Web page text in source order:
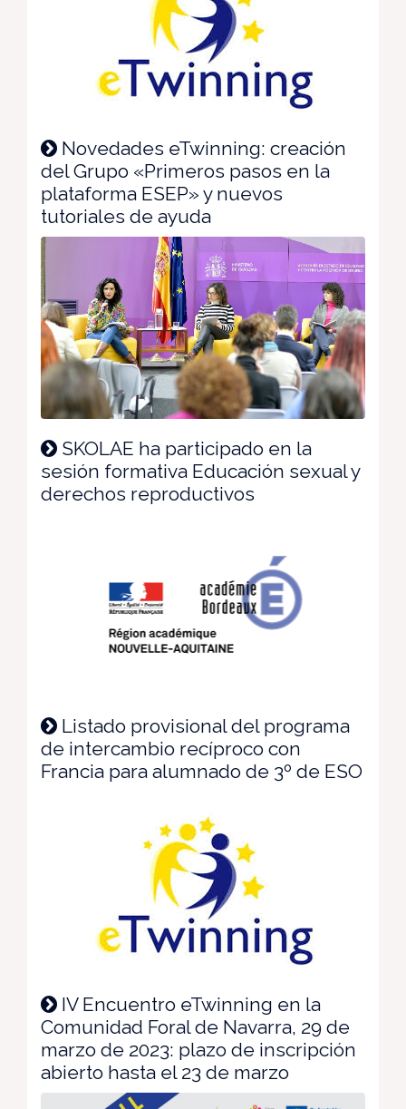
Novedades eTwinning: creación
del Grupo «Primeros pasos en la
plataforma ESEP» y nuevos
tutoriales de ayuda
SKOLAE ha participado en la
sesión formativa Educación sexual y
derechos reproductivos
Listado provisional del programa
de intercambio recíproco con
Francia para alumnado de 3º de ESO
IV Encuentro eTwinning en la
Comunidad Foral de Navarra, 29 de
marzo de 2023: plazo de inscripción
abierto hasta el 23 de marzo